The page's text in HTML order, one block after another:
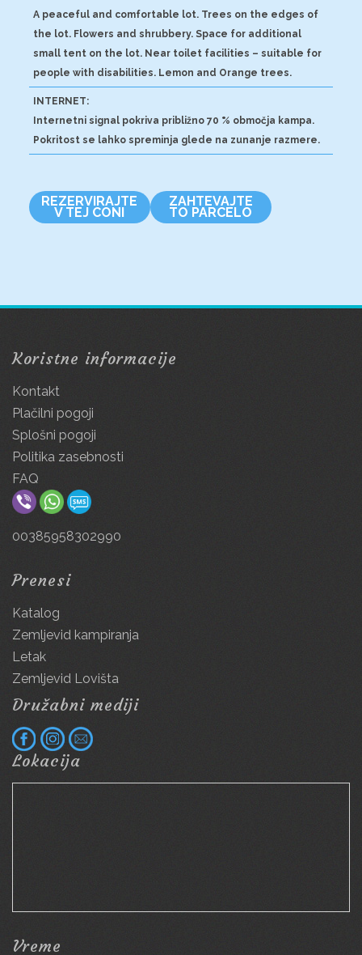
A peaceful and comfortable lot. Trees on the edges of
the lot. Flowers and shrubbery. Space for additional
small tent on the lot. Near toilet facilities – suitable for
people with disabilities. Lemon and Orange trees.
INTERNET:
Internetni signal pokriva približno 70 % območja kampa.
Pokritost se lahko spreminja glede na zunanje razmere.
REZERVIRAJTE
V TEJ CONI
ZAHTEVAJTE
TO PARCELO
Koristne informacije
Kontakt
Plačilni pogoji
Splošni pogoji
Politika zasebnosti
FAQ
00385958302990
Prenesi
Katalog
Zemljevid kampiranja
Letak
Zemljevid Lovišta
Družabni mediji
Lokacija
Vreme